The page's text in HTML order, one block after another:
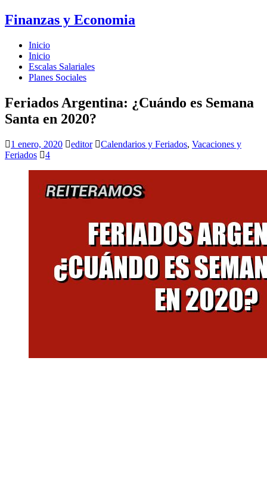
Finanzas y Economia
Inicio
Inicio
Escalas Salariales
Planes Sociales
Feriados Argentina: ¿Cuándo es Semana
Santa en 2020?
1 enero, 2020 editor Calendarios y Feriados, Vacaciones y
Feriados
4